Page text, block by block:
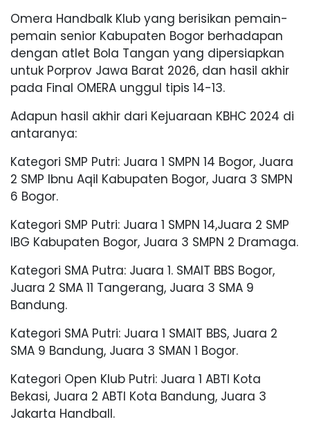
Omera Handbalk Klub yang berisikan pemain-
pemain senior Kabupaten Bogor berhadapan
dengan atlet Bola Tangan yang dipersiapkan
untuk Porprov Jawa Barat 2026, dan hasil akhir
pada Final OMERA unggul tipis 14-13.
Adapun hasil akhir dari Kejuaraan KBHC 2024 di
antaranya:
Kategori SMP Putri: Juara 1 SMPN 14 Bogor, Juara
2 SMP Ibnu Aqil Kabupaten Bogor, Juara 3 SMPN
6 Bogor.
Kategori SMP Putri: Juara 1 SMPN 14,Juara 2 SMP
IBG Kabupaten Bogor, Juara 3 SMPN 2 Dramaga.
Kategori SMA Putra: Juara 1. SMAIT BBS Bogor,
Juara 2 SMA 11 Tangerang, Juara 3 SMA 9
Bandung.
Kategori SMA Putri: Juara 1 SMAIT BBS, Juara 2
SMA 9 Bandung, Juara 3 SMAN 1 Bogor.
Kategori Open Klub Putri: Juara 1 ABTI Kota
Bekasi, Juara 2 ABTI Kota Bandung, Juara 3
Jakarta Handball.